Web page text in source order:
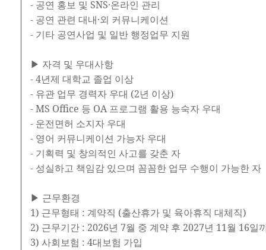
- 공연 홍보 및 SNS·온라인 관리
- 공연 관련 대내·외 커뮤니케이션
- 기타 공연사업 및 일반 행정업무 지원
▶ 자격 및 우대사항
- 4년제 대학교 졸업 이상
- 유관 업무 경력자 우대 (2년 이상)
- MS Office 등 OA 프로그램 활용 능숙자 우대
- 운전면허 소지자 우대
- 영어 커뮤니케이션 가능자 우대
- 기획력 및 창의적인 사고를 갖춘 자
- 성실하고 책임감 있으며 꼼꼼한 업무 수행이 가능한 자
▶ 근무환경
1) 근무형태 : 계약직 (출산휴가 및 육아휴직 대체직)
2) 근무기간 : 2026년 7월 중 계약 후 2027년 11월 16
3) 사회보험 : 4대보험 가입